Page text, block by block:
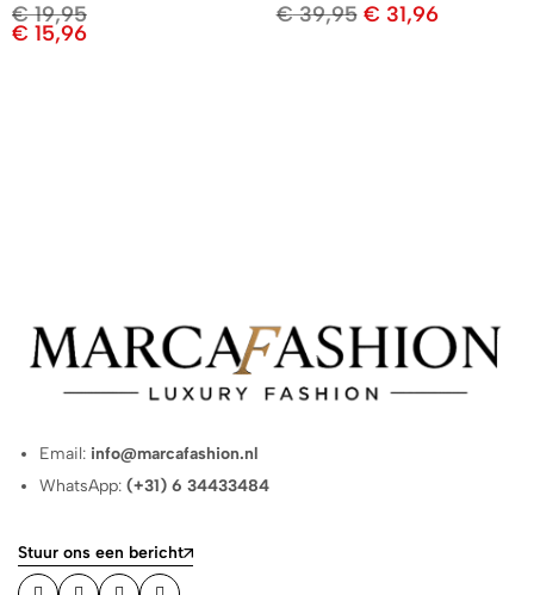
€19,95
€ 15,96
€39,95 € 31,96
Email: info@marcafashion.nl
WhatsApp:(+31) 6 34433484
Stuur ons een bericht